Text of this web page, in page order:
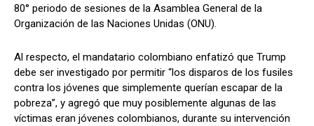
80° periodo de sesiones de la Asamblea General de la
Organización de las Naciones Unidas (ONU).
Al respecto, el mandatario colombiano enfatizó que Trump
debe ser investigado por permitir “los disparos de los fusiles
contra los jóvenes que simplemente querían escapar de la
pobreza”, y agregó que muy posiblemente algunas de las
víctimas eran jóvenes colombianos, durante su intervención